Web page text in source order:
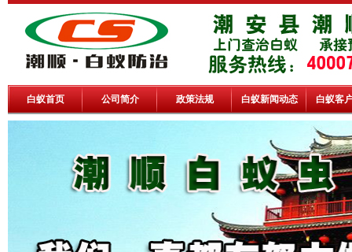
白蚁首页 公司简介 政策法规 白蚁新闻动态 白蚁客